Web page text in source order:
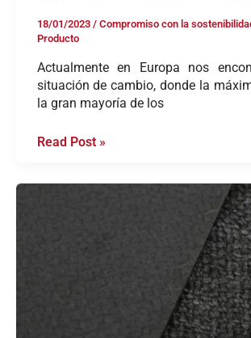
18/01/2023 / Compromiso con la
Producto
Actualmente en Europa nos
situación de cambio, donde la
la gran mayoría de los
Read Post »